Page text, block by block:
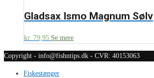
Gladsax Ismo Magnum Sølv
kr. 79,95 Se mere
Copyright - info@fishntips.dk - CVR: 40153063
Fiskestænger